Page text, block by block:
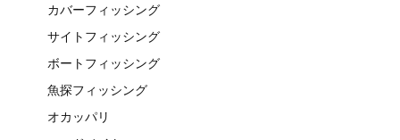
カバーフィッシング
サイトフィッシング
ボートフィッシング
魚探フィッシング
オカッパリ